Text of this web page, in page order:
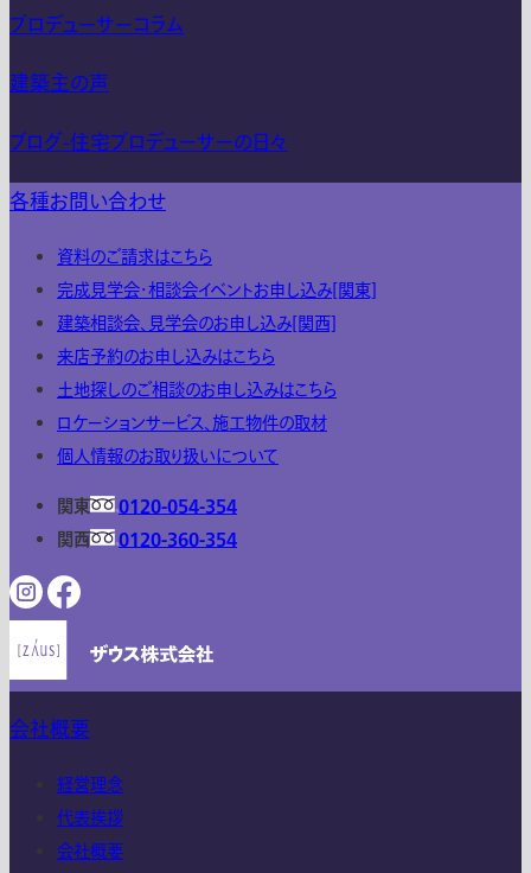
プロデューサーコラム
建築主の声
ブログ-住宅プロデューサーの日々
各種お問い合わせ
資料のご請求はこちら
完成見学会・相談会イベントお申し込み[関東]
建築相談会、見学会のお申し込み[関西]
来店予約のお申し込みはこちら
土地探しのご相談のお申し込みはこちら
ロケーションサービス、施工物件の取材
個人情報のお取り扱いについて
関東
0120-054-354
関西
0120-360-354
会社概要
経営理念
代表挨拶
会社概要